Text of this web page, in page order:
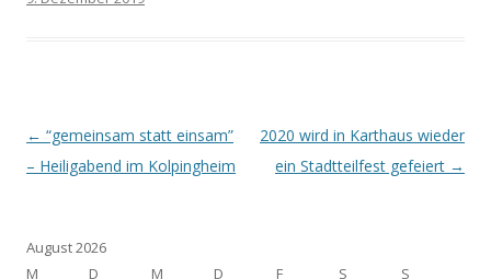
Post navigation
← “gemeinsam statt einsam”
– Heiligabend im Kolpingheim
2020 wird in Karthaus wieder
ein Stadtteilfest gefeiert →
August 2026
M
D M D F S
S